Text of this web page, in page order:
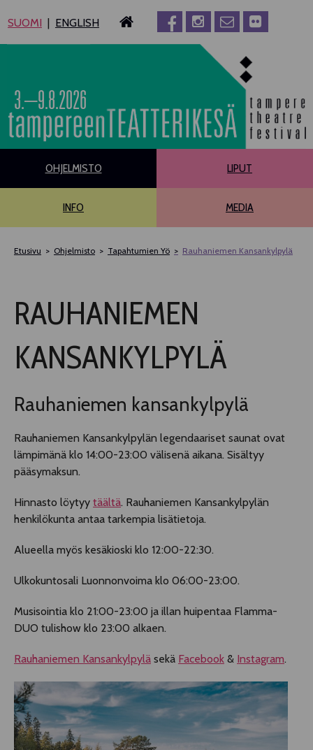
sisältöön
SUOMI ENGLISH
3.–9.8.2026
OHJELMISTO LIPUT
INFO MEDIA
MUU OHJELMISTO
Etusivu Ohjelmisto Tapahtumien Yö Rauhaniemen Kansankylpylä
RAUHANIEMEN
KANSANKYLPYLÄ
Rauhaniemen kansankylpylä
Rauhaniemen Kansankylpylän legendaariset saunat ovat
lämpimänä klo 14:00-23:00 välisenä aikana. Sisältyy
pääsymaksun.
Hinnasto löytyy täältä. Rauhaniemen Kansankylpylän
henkilökunta antaa tarkempia lisätietoja.
Alueella myös kesäkioski klo 12:00-22:30.
Ulkokuntosali Luonnonvoima klo 06:00-23:00.
Musisointia klo 21:00-23:00 ja illan huipentaa Flamma-
DUO tulishow klo 23:00 alkaen.
Rauhaniemen Kansankylpylä sekä Facebook & Instagram.